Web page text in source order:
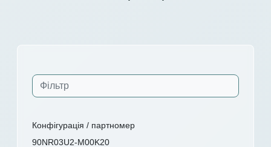
Конфігурація / партномер
90NR03U2-M00K20